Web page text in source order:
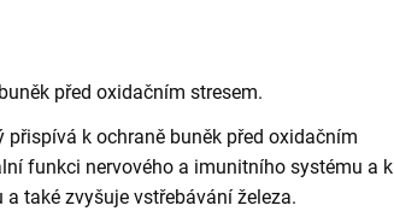
před oxidačním stresem.
přispívá k ochraně buněk před oxidačním
funkci nervového a imunitního systému a k
také zvyšuje vstřebávání železa.